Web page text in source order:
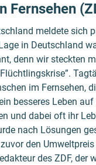
Fernsehen
meldete sich
in Deutschland
denn wir steckten
im Fernsehen,
besseres Leben auf
und dabei oft ihr
nach Lösungen
den
des ZDF, der